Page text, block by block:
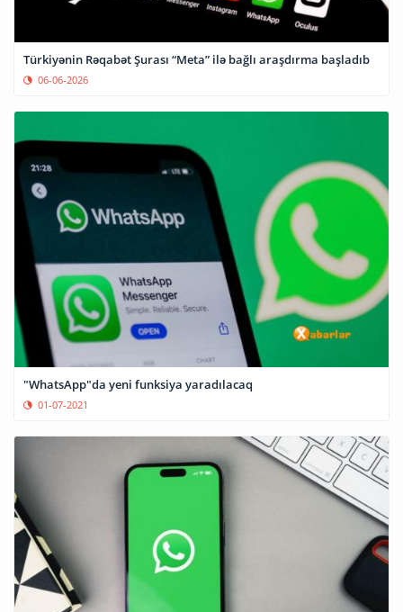
Türkiyənin Rəqabət Şurası “Meta” ilə bağlı araşdırma başladıb
06-06-2026
"WhatsApp"da yeni funksiya yaradılacaq
01-07-2021